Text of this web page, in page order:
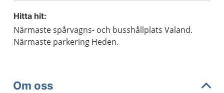
Hitta hit:
Närmaste spårvagns- och busshållplats Valand.
Närmaste parkering Heden.
Om oss